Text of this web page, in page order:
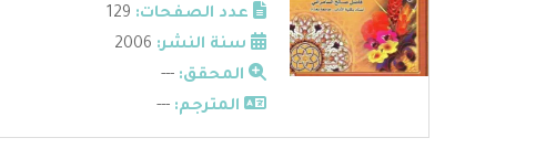
عدد الصفحات:
سنة النشر:
المحقق: ---
المترجم: ---